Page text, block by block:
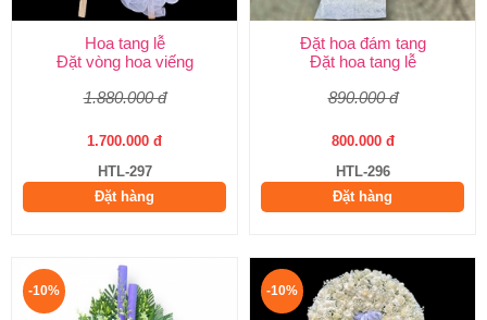
Hoa tang lễ
Đặt vòng hoa viếng
1.880.000 đ
1.700.000 đ
HTL-297
Đặt hàng
Đặt hoa đám tang
Đặt hoa tang lễ
890.000 đ
800.000 đ
HTL-296
Đặt hàng
-10% -10%